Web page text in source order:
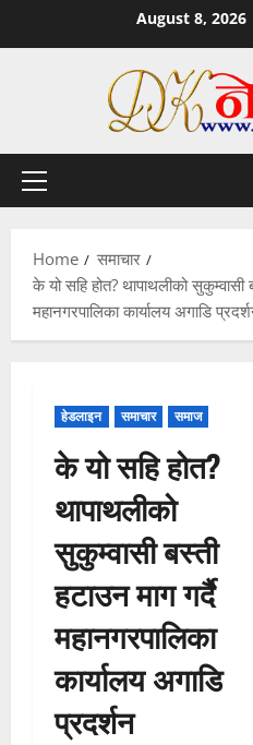
August 8, 2026
Primary
Home
समाचार
के यो सहि होत? थापाथलीको सुकुम्वासी
महानगरपालिका कार्यालय अगाडि
हेडलाइन समाचार समाज
के यो सहि होत?
थापाथलीको
सुकुम्वासी बस्ती
हटाउन माग गर्दै
महानगरपालिका
कार्यालय अगाडि
प्रदर्शन